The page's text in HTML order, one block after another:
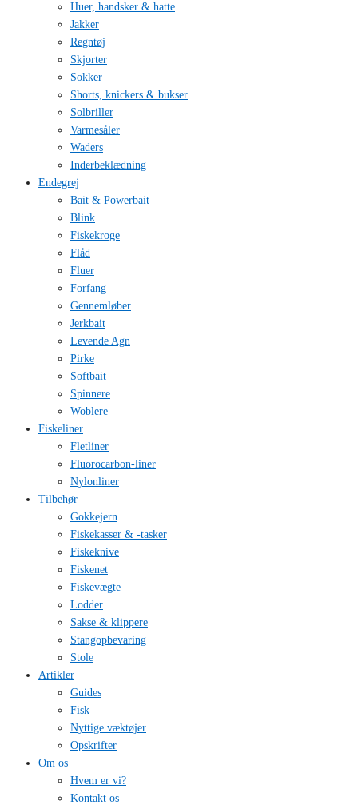
Huer, handsker & hatte
Jakker
Regntøj
Skjorter
Sokker
Shorts, knickers & bukser
Solbriller
Varmesåler
Waders
Inderbeklædning
Endegrej
Bait & Powerbait
Blink
Fiskekroge
Flåd
Fluer
Forfang
Gennemløber
Jerkbait
Levende Agn
Pirke
Softbait
Spinnere
Woblere
Fiskeliner
Fletliner
Fluorocarbon-liner
Nylonliner
Tilbehør
Gokkejern
Fiskekasser & -tasker
Fiskeknive
Fiskenet
Fiskevægte
Lodder
Sakse & klippere
Stangopbevaring
Stole
Artikler
Guides
Fisk
Nyttige væktøjer
Opskrifter
Om os
Hvem er vi?
Kontakt os